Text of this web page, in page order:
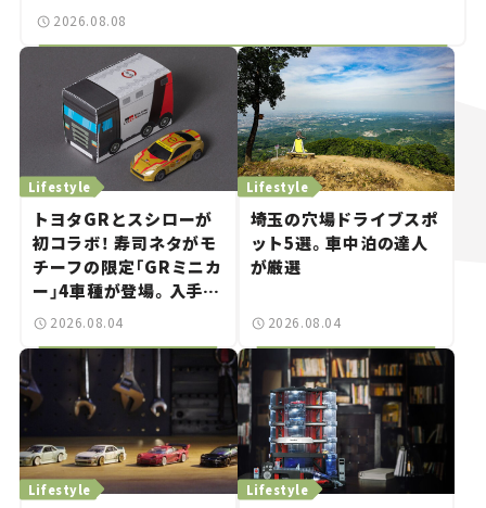
2026.08.08
トヨタGRとスシローが
初コラボ！ 寿司ネタがモ
チーフの限定「GRミニカ
ー」4車種が登場。入手方
法は？【クルマとホビー】
Lifestyle
2026.08.04
埼玉の穴場ドライブスポ
ット5選。車中泊の達人
が厳選
Lifestyle
2026.08.04
Lifestyle Lifestyle